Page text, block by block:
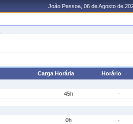
João Pessoa, 06 de Agosto de
Carga Horária
Horário
45h -
0h -